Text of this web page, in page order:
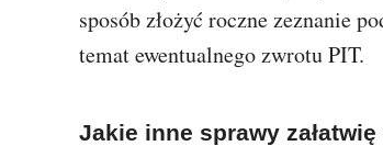
sposób złożyć roczne zeznanie
temat ewentualnego zwrotu PIT.
Jakie inne sprawy